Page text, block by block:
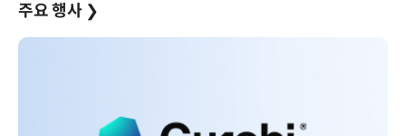
주요 행사 ❯